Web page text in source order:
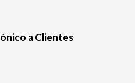
a Clientes